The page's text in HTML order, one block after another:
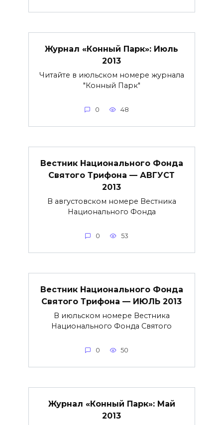
Журнал «Конный Парк»: Июль
2013
Читайте в июльском номере журнала
"Конный Парк"
0 48
Вестник Национального Фонда
Святого Трифона — АВГУСТ
2013
В августовском номере Вестника
Национального Фонда
0 53
Вестник Национального Фонда
Святого Трифона — ИЮЛЬ 2013
В июльском номере Вестника
Национального Фонда Святого
0 50
Журнал «Конный Парк»: Май
2013